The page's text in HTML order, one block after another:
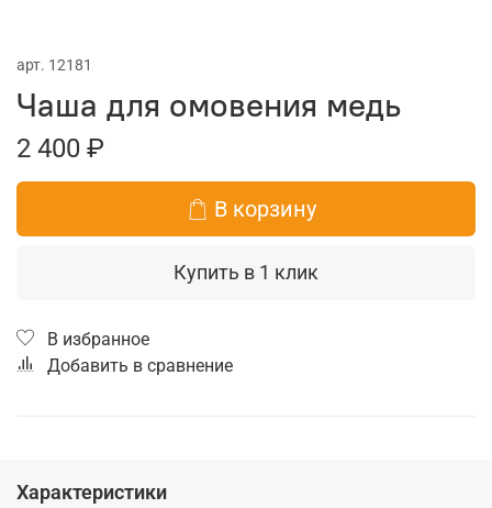
арт. 12181
Чаша для омовения медь
2 400 ₽
В корзину
Купить в 1 клик
В избранное
Добавить в сравнение
Характеристики